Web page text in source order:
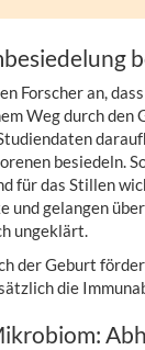
Forscher an,
Weg durch
besiedeln.
für das Stillen
und gelangen
ungeklärt.
der Geburt
die